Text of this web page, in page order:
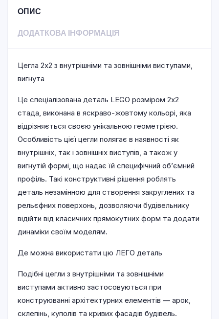
ОПИС
ДОДАТКОВА ІНФОРМАЦІЯ
Цегла 2х2 з внутрішніми та зовнішніми виступами,
вигнута
Це спеціалізована деталь LEGO розміром 2х2
стада, виконана в яскраво-жовтому кольорі, яка
відрізняється своєю унікальною геометрією.
Особливість цієї цегли полягає в наявності як
внутрішніх, так і зовнішніх виступів, а також у
вигнутій формі, що надає їй специфічний об’ємний
профіль. Такі конструктивні рішення роблять
деталь незамінною для створення закруглених та
рельєфних поверхонь, дозволяючи будівельнику
відійти від класичних прямокутних форм та додати
динаміки своїм моделям.
Де можна використати цю ЛЕГО деталь
Подібні цегли з внутрішніми та зовнішніми
виступами активно застосовуються при
конструюванні архітектурних елементів — арок,
склепінь, куполів та кривих фасадів будівель.